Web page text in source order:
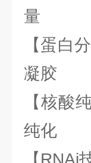
量
【蛋白
凝胶
【核酸
纯化
【